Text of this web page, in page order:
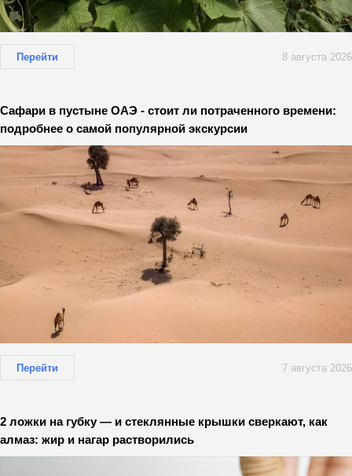
Перейти 8 августа 2026
Сафари в пустыне ОАЭ - стоит ли потраченного времени:
подробнее о самой популярной экскурсии
Перейти 7 августа 2026
2 ложки на губку — и стеклянные крышки сверкают, как
алмаз: жир и нагар растворились